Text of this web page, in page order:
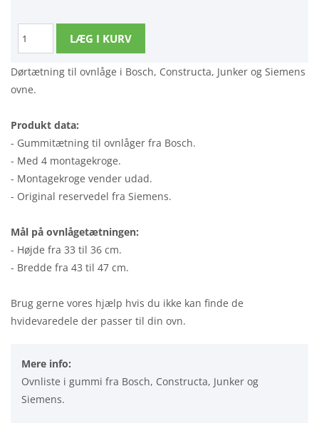
Dørtætning til ovnlåge i Bosch, Constructa, Junker og Siemens
ovne.
Produkt data:
- Gummitætning til ovnlåger fra Bosch.
- Med 4 montagekroge.
- Montagekroge vender udad.
- Original reservedel fra Siemens.
Mål på ovnlågetætningen:
- Højde fra 33 til 36 cm.
- Bredde fra 43 til 47 cm.
Brug gerne vores hjælp hvis du ikke kan finde de
hvidevaredele der passer til din ovn.
Mere info:
Ovnliste i gummi fra Bosch, Constructa, Junker og
Siemens.